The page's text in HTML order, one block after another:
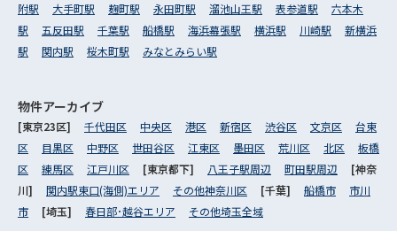
附駅
大手町駅 麹町駅 永田町駅 溜池山王駅 表参道駅
六本木
駅
五反田駅 千葉駅 船橋駅 海浜幕張駅 横浜駅 川崎駅
新横浜
駅
関内駅 桜木町駅 みなとみらい駅
物件アーカイブ
[東京23区] 千代田区 中央区 港区 新宿区 渋谷区 文京区
台東
区
目黒区 中野区 世田谷区 江東区 墨田区 荒川区 北区
板橋
区
練馬区 江戸川区 [東京都下] 八王子駅周辺 町田駅周辺
[神奈
川] 関内駅東口(海側)エリア その他神奈川区 [千葉] 船橋市
市川
市
[埼玉] 春日部･越谷エリア その他埼玉全域